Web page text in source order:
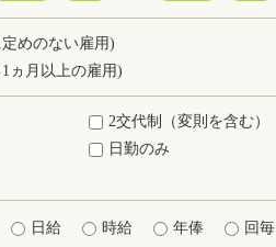
めのない雇用)
ヵ月以上の雇用)
2交代制（変則を含む）
日勤のみ
日給 時給 年俸 回毎